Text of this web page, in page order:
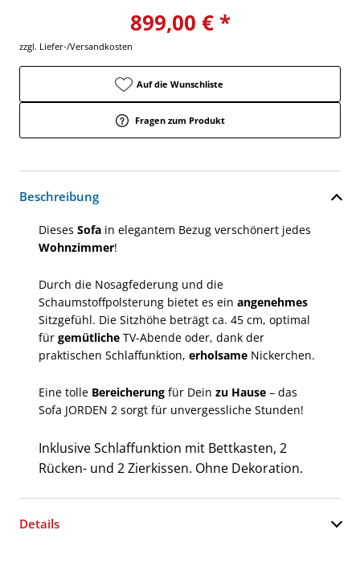
899,00 € *
zzgl. Liefer-/Versandkosten
Auf die Wunschliste
Fragen zum Produkt
Beschreibung
Dieses Sofa in elegantem Bezug verschönert jedes
Wohnzimmer!
Durch die Nosagfederung und die
Schaumstoffpolsterung bietet es ein angenehmes
Sitzgefühl. Die Sitzhöhe beträgt ca. 45 cm, optimal
für gemütliche TV-Abende oder, dank der
praktischen Schlaffunktion, erholsame Nickerchen.
Eine tolle Bereicherung für Dein zu Hause – das
Sofa JORDEN 2 sorgt für unvergessliche Stunden!
Inklusive Schlaffunktion mit Bettkasten, 2
Rücken- und 2 Zierkissen. Ohne Dekoration.
Details